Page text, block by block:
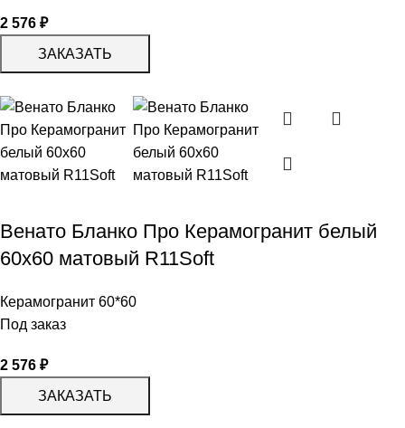
2 576 ₽
ЗАКАЗАТЬ
Венато Бланко Про Керамогранит белый
60х60 матовый R11Soft
Керамогранит 60*60
Под заказ
2 576 ₽
ЗАКАЗАТЬ